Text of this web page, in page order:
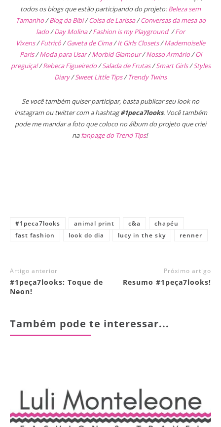
todos os blogs que estão participando do projeto:Beleza sem
Tamanho/Blog da Bibi/Coisa de Larissa/Conversas da mesa ao
lado/Day Molina/Fashion is my Playground /For
Vixens/Futricô/Gaveta de Cima/It Girls Closets/Mademoiselle
Paris/Moda para Usar/Morbid Glamour/Nosso Armário/Oi
preguiça!/Rebeca Figueiredo/Salada de Frutas/Smart Girls/Styles
Diary/Sweet Little Tips/Trendy Twins
Se você também quiser participar, basta publicar seu look no
instagram ou twitter com a hashtag#1peca7looks. Você também
pode me mandar a foto que coloco no álbum do projeto que criei
nafanpage do Trend Tips!
#1peca7looks animal print c&a
chapéu
fast fashion
look do dia lucy in the sky renner
Artigo anterior
#1peça7looks: Toque de
Neon!
Próximo artigo
Resumo #1peça7looks!
Também pode te interessar...